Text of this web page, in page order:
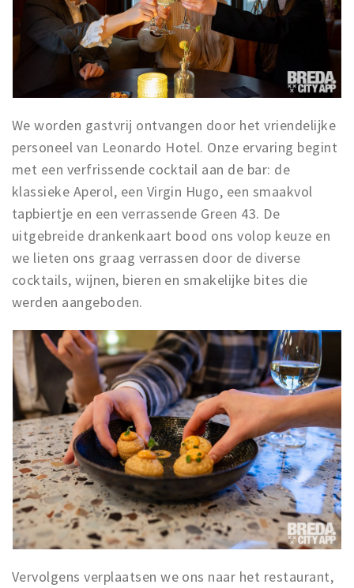
We worden gastvrij ontvangen door het vriendelijke
personeel van Leonardo Hotel. Onze ervaring begint
met een verfrissende cocktail aan de bar: de
klassieke Aperol, een Virgin Hugo, een smaakvol
tapbiertje en een verrassende Green 43. De
uitgebreide drankenkaart bood ons volop keuze en
we lieten ons graag verrassen door de diverse
cocktails, wijnen, bieren en smakelijke bites die
werden aangeboden.
Vervolgens verplaatsen we ons naar het restaurant,